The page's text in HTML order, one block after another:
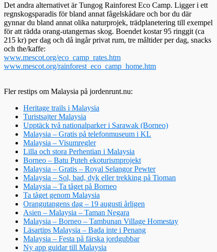
Det andra alternativet är Tungog Rainforest Eco Camp. Ligger i ett
regnskogsparadis för bland annat fågelskådare och bor du där
gynnar du bland annat olika naturprojek, trädplanetering till exempel
för att rädda orang-utangernas skog. Boendet kostar 95 ringgit (ca
215 kr) per dag och då ingår privat rum, tre måltider per dag, snacks
och the/kaffe:
www.mescot.org/eco_camp_rates.htm
www.mescot.org/rainforest_eco_camp_home.htm
Fler restips om Malaysia på jordenrunt.nu:
Heritage trails i Malaysia
Turistsajter Malaysia
Upptäck två nationalparker i Sarawak (Borneo)
Malaysia – Gratis på telefonmuseum i KL
Malaysia – Visumregler
Lilla och stora Perhentian i Malaysia
Borneo – Batu Puteh ekoturismprojekt
Malaysia – Gratis – Royal Selangor Pewter
Malaysia – Sol, bad, dyk eller trekking på Tioman
Malaysia – Ta tåget på Borneo
Ta tåget genom Malaysia
Orangutangens dag – 19 augusti årligen
Asien – Malaysia – Taman Negara
Malaysia – Borneo – Tambunan Village Homestay
Läsartips Malaysia – Bada inte i Penang
Malaysia – Festa på färska jordgubbar
Ny app guidar till Malaysia